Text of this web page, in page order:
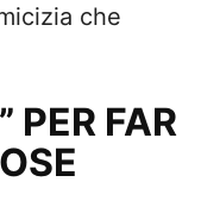
che
PER FAR